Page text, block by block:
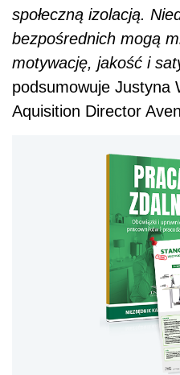
społeczną izolacją.
bezpośrednich mogą
motywację, jakość i
podsumowuje Justyna
Aquisition Director